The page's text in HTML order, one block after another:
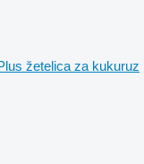
žetelica za kukuruz